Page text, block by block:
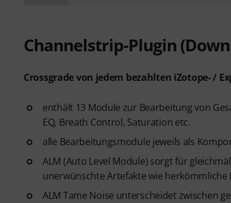
Channelstrip-Plugin
Crossgrade von jedem bezahlten iZotope- /
enthält 13 Module zur Bearbeitung von
EQ, Breath Control, Saturation etc.
alle Bearbeitungsmodule jeweils als
ALM (Auto Level Module) sorgt für
unerwünschte Artefakte wie
ALM Tame Noise unterscheidet zwischen